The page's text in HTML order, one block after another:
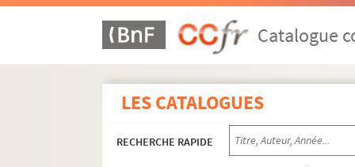
Catalogue
LES CATALOGUES
RECHERCHE RAPIDE
Dommiers
Epagny
Etréaupont
Etrépilly.